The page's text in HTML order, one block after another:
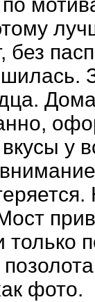
без
у
только
фото.